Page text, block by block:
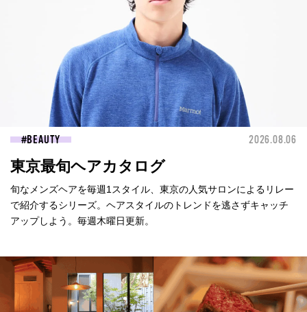
BEAUTY 2026.08.06
東京最旬ヘアカタログ
旬なメンズヘアを毎週1スタイル、東京の人気サロンによるリレー
で紹介するシリーズ。ヘアスタイルのトレンドを逃さずキャッチ
アップしよう。毎週木曜日更新。